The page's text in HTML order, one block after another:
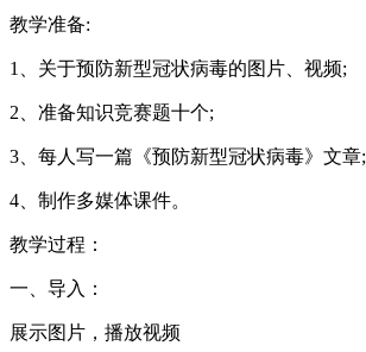
教学准备:
1、关于预防新型冠状病毒的图片、视频;
2、准备知识竞赛题十个;
3、每人写一篇《预防新型冠状病毒》文章;
4、制作多媒体课件。
教学过程：
一、导入：
展示图片，播放视频